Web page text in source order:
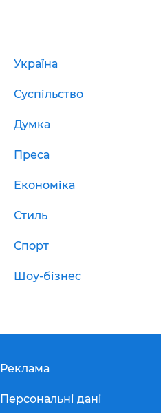
Україна
Суспільство
Думка
Преса
Економіка
Стиль
Спорт
Шоу-бізнес
Реклама
Персональні дані